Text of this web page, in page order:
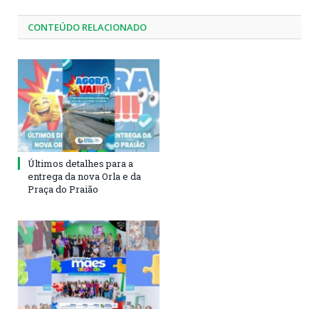
CONTEÚDO RELACIONADO
Últimos detalhes para a
entrega da nova Orla e da
Praça do Praião